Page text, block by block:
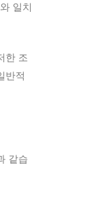
일치
한 조
반적
같습